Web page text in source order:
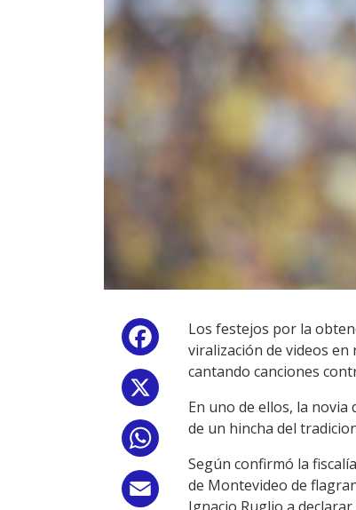
Facebook
Email
Los festejos por la
viralización de videos en
cantando canciones
En uno de ellos, la
de un hincha del
Según confirmó la
de Montevideo de